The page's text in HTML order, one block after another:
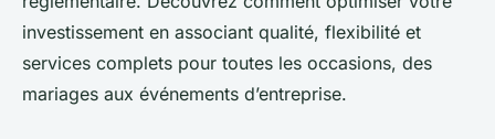
investissement en associant qualité, flexibilité et
services complets pour toutes les occasions, des
mariages aux événements d’entreprise.